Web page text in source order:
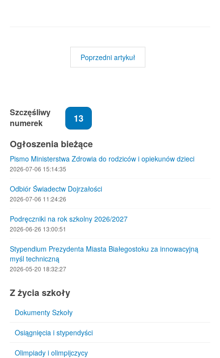
Poprzedni artykuł
Szczęśliwy
numerek
13
Ogłoszenia bieżące
Pismo Ministerstwa Zdrowia do rodziców i opiekunów dzieci
2026-07-06 15:14:35
Odbiór Świadectw Dojrzałości
2026-07-06 11:24:26
Podręczniki na rok szkolny 2026/2027
2026-06-26 13:00:51
Stypendium Prezydenta Miasta Białegostoku za innowacyjną
myśl techniczną
2026-05-20 18:32:27
Z życia szkoły
Dokumenty Szkoły
Osiągnięcia i stypendyści
Olimpiady i olimpijczycy